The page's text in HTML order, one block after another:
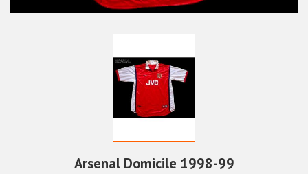
Arsenal Domicile 1998-99